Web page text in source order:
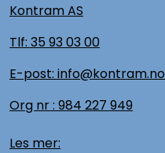
Kontram AS
Tlf: 35 93 03 00
E-post: info@kontram.no
Org nr : 984 227 949
Les mer: